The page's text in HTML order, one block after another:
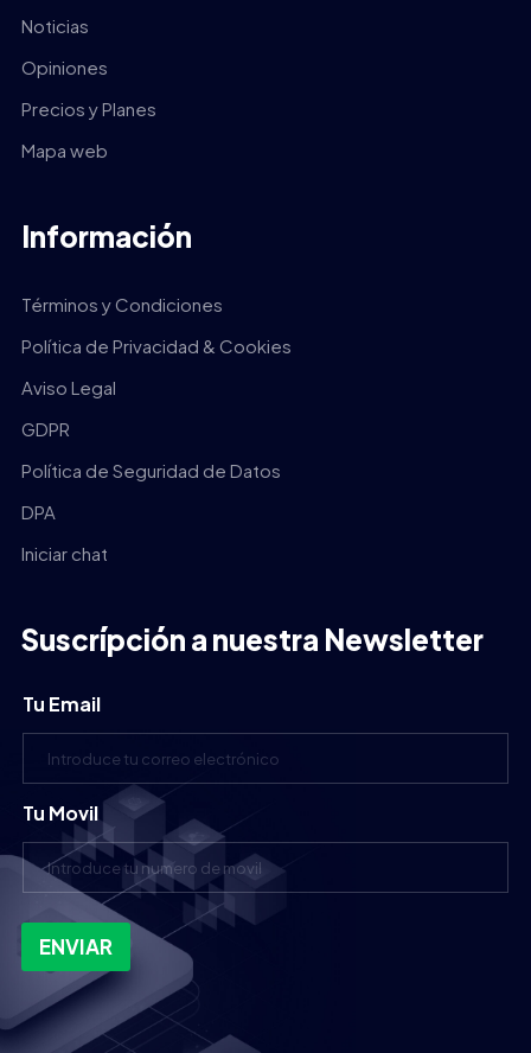
Noticias
Opiniones
Precios y Planes
Mapa web
Información
Términos y Condiciones
Política de Privacidad & Cookies
Aviso Legal
GDPR
Política de Seguridad de Datos
DPA
Iniciar chat
Suscrípción a nuestra Newsletter
Tu Email
Tu Movil
ENVIAR